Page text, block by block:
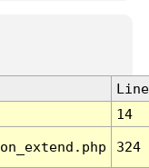
Line
14
324